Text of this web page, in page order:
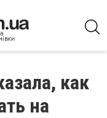
как
на